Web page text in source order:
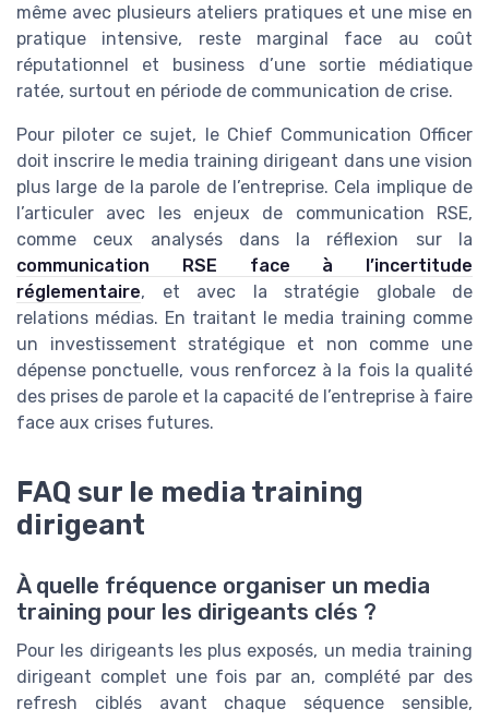
même avec plusieurs ateliers pratiques et une mise en
pratique intensive, reste marginal face au coût
réputationnel et business d’une sortie médiatique
ratée, surtout en période de communication de crise.
Pour piloter ce sujet, le Chief Communication Officer
doit inscrire le media training dirigeant dans une vision
plus large de la parole de l’entreprise. Cela implique de
l’articuler avec les enjeux de communication RSE,
comme ceux analysés dans la réflexion sur la
communication RSE face à l’incertitude
réglementaire, et avec la stratégie globale de
relations médias. En traitant le media training comme
un investissement stratégique et non comme une
dépense ponctuelle, vous renforcez à la fois la qualité
des prises de parole et la capacité de l’entreprise à faire
face aux crises futures.
FAQ sur le media training
dirigeant
À quelle fréquence organiser un media
training pour les dirigeants clés ?
Pour les dirigeants les plus exposés, un media training
dirigeant complet une fois par an, complété par des
refresh ciblés avant chaque séquence sensible,